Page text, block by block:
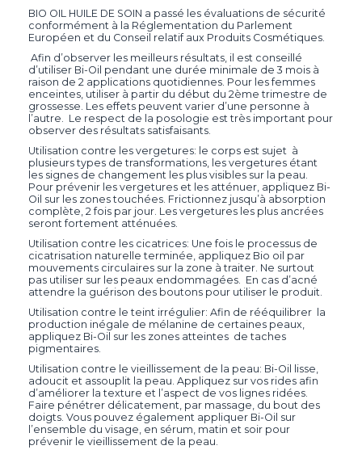
BIO OIL HUILE DE SOIN a passé les évaluations de sécurité
conformément à la Réglementation du Parlement
Européen et du Conseil relatif aux Produits Cosmétiques.
Afin d’observer les meilleurs résultats, il est conseillé
d’utiliser Bi-Oil pendant une durée minimale de 3 mois à
raison de 2 applications quotidiennes. Pour les femmes
enceintes, utiliser à partir du début du 2ème trimestre de
grossesse. Les effets peuvent varier d’une personne à
l’autre. Le respect de la posologie est très important pour
observer des résultats satisfaisants.
Utilisation contre les vergetures: le corps est sujet à
plusieurs types de transformations, les vergetures étant
les signes de changement les plus visibles sur la peau.
Pour prévenir les vergetures et les atténuer, appliquez Bi-
Oil sur les zones touchées. Frictionnez jusqu’à absorption
complète, 2 fois par jour. Les vergetures les plus ancrées
seront fortement atténuées.
Utilisation contre les cicatrices: Une fois le processus de
cicatrisation naturelle terminée, appliquez Bio oil par
mouvements circulaires sur la zone à traiter. Ne surtout
pas utiliser sur les peaux endommagées. En cas d’acné
attendre la guérison des boutons pour utiliser le produit.
Utilisation contre le teint irrégulier: Afin de rééquilibrer la
production inégale de mélanine de certaines peaux,
appliquez Bi-Oil sur les zones atteintes de taches
pigmentaires.
Utilisation contre le vieillissement de la peau: Bi-Oil lisse,
adoucit et assouplit la peau. Appliquez sur vos rides afin
d’améliorer la texture et l’aspect de vos lignes ridées.
Faire pénétrer délicatement, par massage, du bout des
doigts. Vous pouvez également appliquer Bi-Oil sur
l’ensemble du visage, en sérum, matin et soir pour
prévenir le vieillissement de la peau.